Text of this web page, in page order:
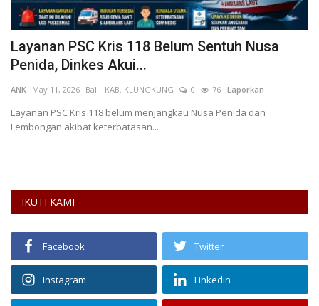
Layanan PSC Kris 118 Belum Sentuh Nusa
Penida, Dinkes Akui...
ANK May 11, 2026 Bali KAB. KLUNGKUNG 0 76 Laporkan
Layanan PSC Kris 118 belum menjangkau Nusa Penida dan
Lembongan akibat keterbatasan...
IKUTI KAMI
Facebook Twitter
Instagram Linkedin